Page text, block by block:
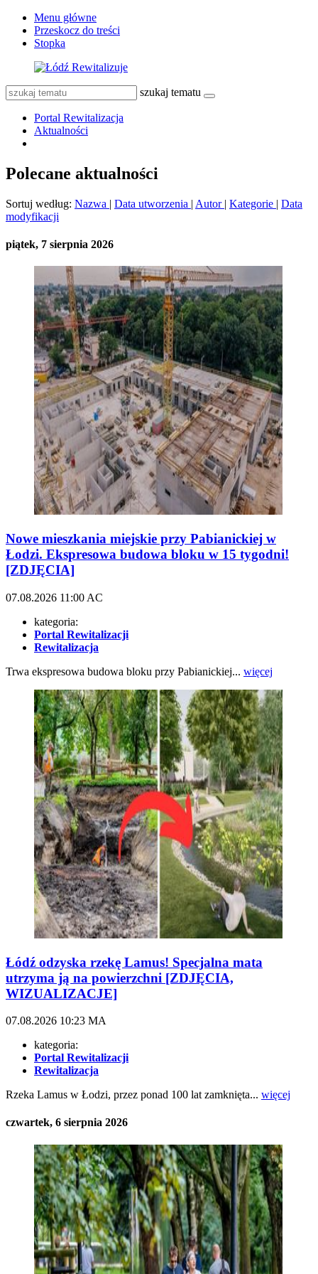
Menu główne
Przeskocz do treści
Stopka
szukaj tematu
Portal Rewitalizacja
Aktualności
Polecane aktualności
Sortuj według: Nazwa | Data utworzenia | Autor | Kategorie | Data
modyfikacji
piątek, 7 sierpnia 2026
Nowe mieszkania miejskie przy Pabianickiej w
Łodzi. Ekspresowa budowa bloku w 15 tygodni!
[ZDJĘCIA]
07.08.2026 11:00 AC
kategoria:
Portal Rewitalizacji
Rewitalizacja
Trwa ekspresowa budowa bloku przy Pabianickiej... więcej
Łódź odzyska rzekę Lamus! Specjalna mata
utrzyma ją na powierzchni [ZDJĘCIA,
WIZUALIZACJE]
07.08.2026 10:23 MA
kategoria:
Portal Rewitalizacji
Rewitalizacja
Rzeka Lamus w Łodzi, przez ponad 100 lat zamknięta... więcej
czwartek, 6 sierpnia 2026